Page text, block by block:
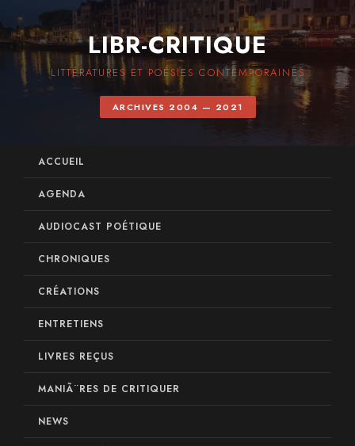
LIBR-CRITIQUE
LITTÉRATURES ET POÉSIES CONTEMPORAINES
ARCHIVES 2004 — 2021
ACCUEIL
AGENDA
AUDIOCAST POÉTIQUE
CHRONIQUES
CRÉATIONS
ENTRETIENS
LIVRES REÇUS
MANIÃ¨RES DE CRITIQUER
NEWS